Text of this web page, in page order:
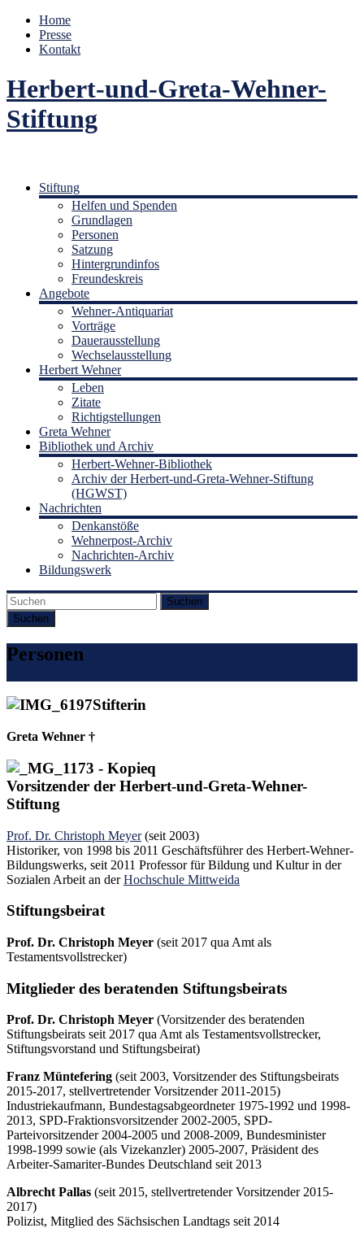
Home
Presse
Kontakt
Herbert-und-Greta-Wehner-
Stiftung
Stiftung
Helfen und Spenden
Grundlagen
Personen
Satzung
Hintergrundinfos
Freundeskreis
Angebote
Wehner-Antiquariat
Vorträge
Dauerausstellung
Wechselausstellung
Herbert Wehner
Leben
Zitate
Richtigstellungen
Greta Wehner
Bibliothek und Archiv
Herbert-Wehner-Bibliothek
Archiv der Herbert-und-Greta-Wehner-Stiftung
(HGWST)
Nachrichten
Denkanstöße
Wehnerpost-Archiv
Nachrichten-Archiv
Bildungswerk
Suchen
Personen
Stifterin
Greta Wehner †
Vorsitzender der Herbert-und-Greta-Wehner-
Stiftung
Prof. Dr. Christoph Meyer(seit 2003)
Historiker, von 1998 bis 2011 Geschäftsführer des Herbert-Wehner-
Bildungswerks, seit 2011 Professor für Bildung und Kultur in der
Sozialen Arbeit an derHochschule Mittweida
Stiftungsbeirat
Prof. Dr. Christoph Meyer (seit 2017 qua Amt als
Testamentsvollstrecker)
Mitglieder des beratenden Stiftungsbeirats
Prof. Dr. Christoph Meyer (Vorsitzender des beratenden
Stiftungsbeirats seit 2017 qua Amt als Testamentsvollstrecker,
Stiftungsvorstand und Stiftungsbeirat)
Franz Müntefering (seit 2003, Vorsitzender des Stiftungsbeirats
2015-2017, stellvertretender Vorsitzender 2011-2015)
Industriekaufmann, Bundestagsabgeordneter 1975-1992 und 1998-
2013, SPD-Fraktionsvorsitzender 2002-2005, SPD-
Parteivorsitzender 2004-2005 und 2008-2009, Bundesminister
1998-1999 sowie (als Vizekanzler) 2005-2007, Präsident des
Arbeiter-Samariter-Bundes Deutschland seit 2013
Albrecht Pallas (seit 2015, stellvertretender Vorsitzender 2015-
2017)
Polizist, Mitglied des Sächsischen Landtags seit 2014